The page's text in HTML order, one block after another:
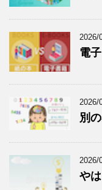
2026/
電
2026/
別
2026/
や